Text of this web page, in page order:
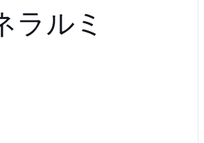
ラルミ